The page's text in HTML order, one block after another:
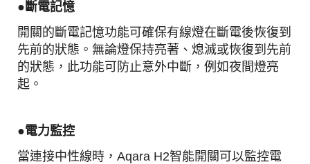
● 斷電記憶
開關的斷電記憶功能可確保有線燈在斷電後恢復到
先前的狀態。無論燈保持亮著、熄滅或恢復到先前
的狀態，此功能可防止意外中斷，例如夜間燈亮
起。
●電力監控
當連接中性線時，Aqara H2智能開關可以監控電